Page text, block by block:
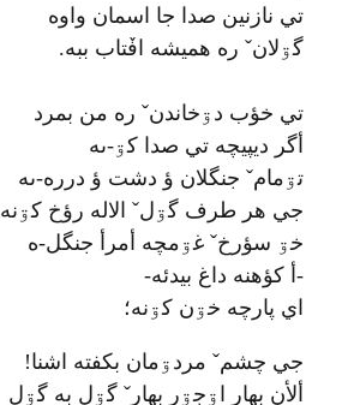
تي نازنين صدا جا اسمان واوه
گۊلانˇ ره هميشه افٚتاب ببه.
تي خؤب دۊخاندنˇ ره من بمرد
أگر ديپيچه تي صدا کۊ-ىه
تۊمامˇ جنگلان ؤ دشت ؤ درره-ىه
جي هر طرف گۊلˇ الاله رؤخ کۊنه
خۊ سؤرخˇ غۊمچه أمرأ جنگل-ه
-أ کؤهنه داغ بيدئه-
اي پارچه خۊن کۊنه؛
جي چشمˇ مردۊمان بکفته اشنا!
ألأن بهار اۊجۊر بهارˇ گۊل به گۊل